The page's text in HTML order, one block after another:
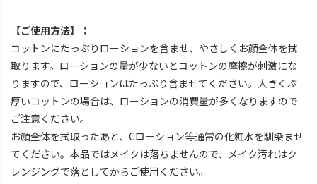
【ご使用方法】：
コットンにたっぷりローションを含ませ、やさしくお顔全体を拭
取ります。ローションの量が少ないとコットンの摩擦が刺激にな
りますので、ローションはたっぷり含ませてください。大きくぶ
厚いコットンの場合は、ローションの消費量が多くなりますので
ご注意ください。
お顔全体を拭取ったあと、Cローション等通常の化粧水を馴染ませ
てください。本品ではメイクは落ちませんので、メイク汚れはク
レンジングで落としてからご使用ください。